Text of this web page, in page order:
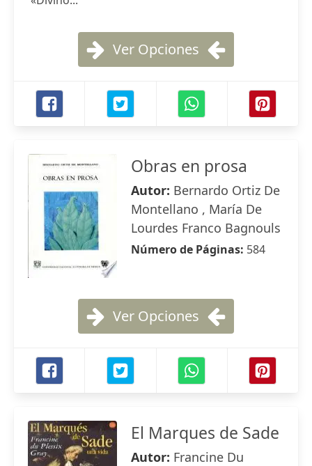
Ver Opciones
Obras en prosa
Autor: Bernardo Ortiz De
Montellano , María De
Lourdes Franco Bagnouls
Número de Páginas: 584
Ver Opciones
El Marques de Sade
Autor: Francine Du